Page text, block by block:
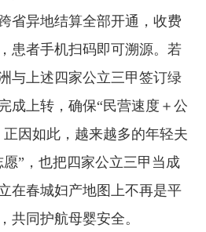
省异地结算全部开通，收费
患者手机扫码即可溯源。若
与上述四家公立三甲签订绿
成上转，确保“民营速度＋公
因如此，越来越多的年轻夫
”，也把四家公立三甲当成
在春城妇产地图上不再是平
共同护航母婴安全。